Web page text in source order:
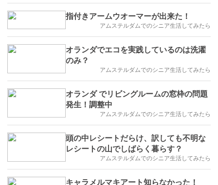
指付きアームウオーマーが出来た！
アムステルダムでのシニア生活してみたら
オランダでエコを実践しているのは洗濯
のみ？
アムステルダムでのシニア生活してみたら
オランダ でリビングルームの窓枠の問題
発生！調整中
アムステルダムでのシニア生活してみたら
頭の中レシートだらけ、訳しても不明な
レシートの山でしばらく暮らす？
アムステルダムでのシニア生活してみたら
キャラメルマキアート知らなかった！